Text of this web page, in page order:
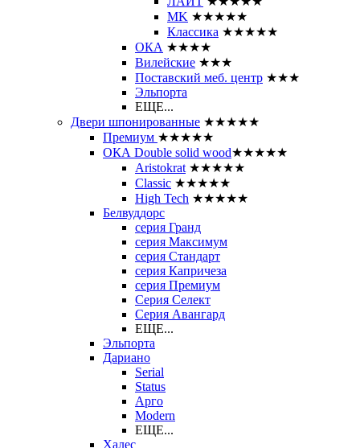
MK ★★★★★
Классика ★★★★★
ОКА ★★★★
Вилейские ★★★
Поставский меб. центр ★★★
Эльпорта
ЕЩЕ...
Двери шпонированные ★★★★★
Премиум ★★★★★
ОКА Double solid wood★★★★★
Aristokrat ★★★★★
Classic ★★★★★
High Tech ★★★★★
Белвуддорс
серия Гранд
серия Максимум
серия Стандарт
серия Капричеза
серия Премиум
Серия Селект
Серия Авангард
ЕЩЕ...
Эльпорта
Дариано
Serial
Status
Арго
Modern
ЕЩЕ...
Халес